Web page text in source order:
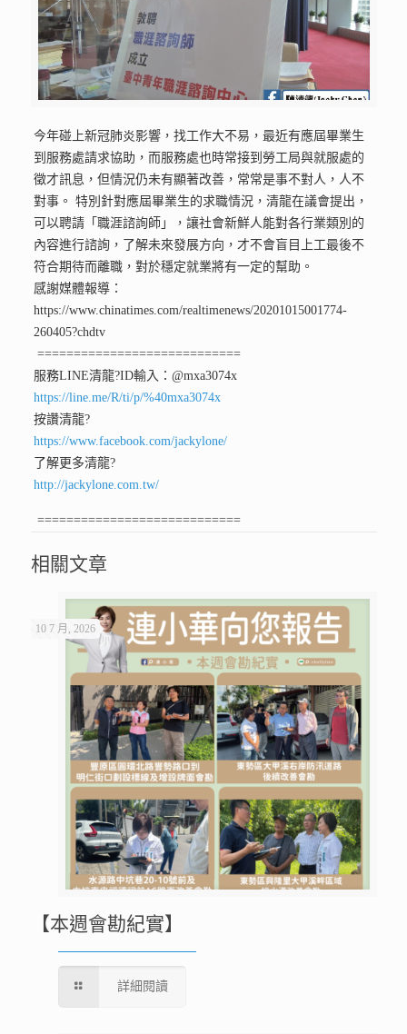
今年碰上新冠肺炎影響，找工作大不易，最近有應屆畢業生
到服務處請求協助，而服務處也時常接到勞工局與就服處的
徵才訊息，但情況仍未有顯著改善，常常是事不對人，人不
對事。 特別針對應屆畢業生的求職情況，清龍在議會提出，
可以聘請「職涯諮詢師」，讓社會新鮮人能對各行業類別的
內容進行諮詢，了解未來發展方向，才不會盲目上工最後不
符合期待而離職，對於穩定就業將有一定的幫助。
感謝媒體報導：
https://www.chinatimes.com/realtimenews/20201015001774-
260405?chdtv
============================
服務LINE清龍?ID輸入：@mxa3074x
https://line.me/R/ti/p/%40mxa3074x
按讚清龍?
https://www.facebook.com/jackylone/
了解更多清龍?
http://jackylone.com.tw/
============================
相關文章
10 7 月, 2026
【本週會勘紀實】
詳細閱讀